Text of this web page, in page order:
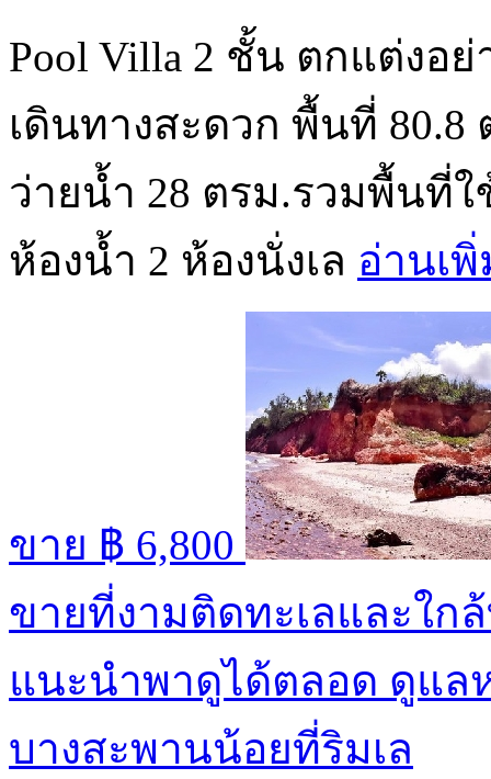
Pool Villa 2 ชั้น ตกแต่งอ
เดินทางสะดวก พื้นที่ 80.8
ว่ายน้ำ 28 ตรม.รวมพื้นที่ใ
ห้องน้ำ 2 ห้องนั่งเล อ่านเ
ขาย ฿ 6,800
ขายที่งามติดทะเลและใก
แนะนำพาดูได้ตลอด ดูแล
บางสะพานน้อยที่ริมเล